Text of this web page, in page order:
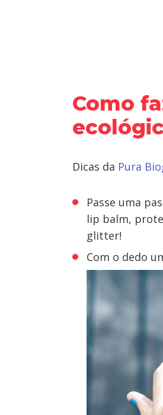
Como
Dicas da Pura
Passe uma
lip balm,
glitter!
Com o dedo